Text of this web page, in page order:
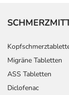
-
- Anstieg des
- Durstgefühl
-
- Appetitlosigkeit
- erhöhter
Migräne Tabletten
ASS Tabletten
Diclofenac